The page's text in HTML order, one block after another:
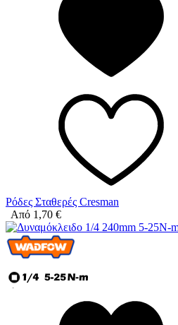
Ρόδες Σταθερές Cresman
Από 1,70 €